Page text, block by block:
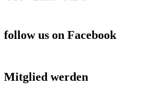
follow us on Facebook
Mitglied werden